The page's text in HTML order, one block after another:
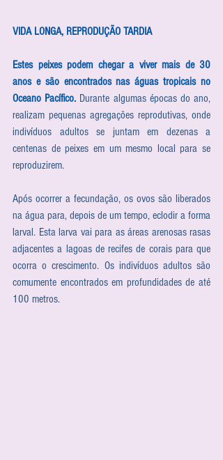
VIDA LONGA, REPRODUÇÃO TARDIA
Estes peixes podem chegar a viver mais de 30
anos e são encontrados nas águas tropicais no
Oceano Pacífico. Durante algumas épocas do ano,
realizam pequenas agregações reprodutivas, onde
indivíduos adultos se juntam em dezenas a
centenas de peixes em um mesmo local para se
reproduzirem.
Após ocorrer a fecundação, os ovos são liberados
na água para, depois de um tempo, eclodir a forma
larval. Esta larva vai para as áreas arenosas rasas
adjacentes a lagoas de recifes de corais para que
ocorra o crescimento. Os indivíduos adultos são
comumente encontrados em profundidades de até
100 metros.